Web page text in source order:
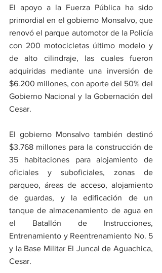
El apoyo a la Fuerza Pública ha sido
primordial en el gobierno Monsalvo, que
renovó el parque automotor de la Policía
con 200 motocicletas último modelo y
de alto cilindraje, las cuales fueron
adquiridas mediante una inversión de
$6.200 millones, con aporte del 50% del
Gobierno Nacional y la Gobernación del
Cesar.
El gobierno Monsalvo también destinó
$3.768 millones para la construcción de
35 habitaciones para alojamiento de
oficiales y suboficiales, zonas de
parqueo, áreas de acceso, alojamiento
de guardas, y la edificación de un
tanque de almacenamiento de agua en
el Batallón de Instrucciones,
Entrenamiento y Reentrenamiento No. 5
y la Base Militar El Juncal de Aguachica,
Cesar.